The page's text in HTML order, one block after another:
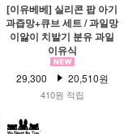
[이유베베] 실리콘 팝 아기
과즙망+큐브 세트 / 과일망
이앓이 치발기 분유 과일
이유식
29,300 20,510원
410원 적립